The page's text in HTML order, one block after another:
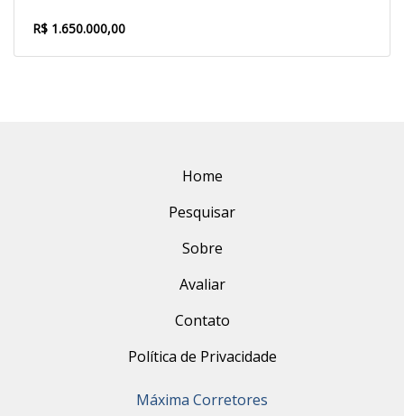
R$ 1.650.000,00
Home
Pesquisar
Sobre
Avaliar
Contato
Política de Privacidade
Máxima Corretores